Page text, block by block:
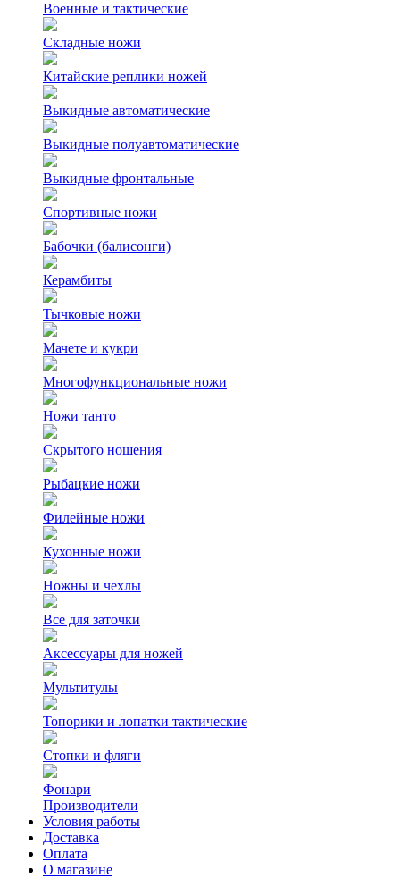
Военные и тактические
Складные ножи
Китайские реплики ножей
Выкидные автоматические
Выкидные полуавтоматические
Выкидные фронтальные
Спортивные ножи
Бабочки (балисонги)
Керамбиты
Тычковые ножи
Мачете и кукри
Многофункциональные ножи
Ножи танто
Скрытого ношения
Рыбацкие ножи
Филейные ножи
Кухонные ножи
Ножны и чехлы
Все для заточки
Аксессуары для ножей
Мультитулы
Топорики и лопатки тактические
Стопки и фляги
Фонари
Производители
Условия работы
Доставка
Оплата
О магазине